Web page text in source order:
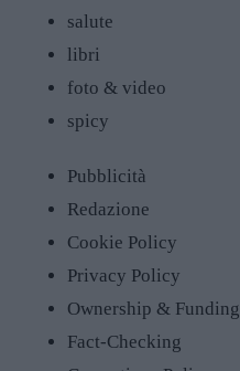
salute
libri
foto & video
spicy
Pubblicità
Redazione
Cookie Policy
Privacy Policy
Ownership & Funding
Fact-Checking